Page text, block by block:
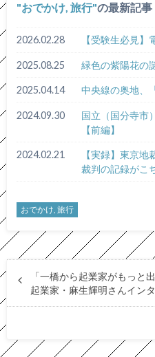
おでかけ, 旅行 の最新記事
2026.02.28 【受験生必見
2025.08.25 緑色の紫陽花の
2025.04.14 中央線の奥地、
2024.09.30
国立（国分寺市
【前編】
2024.02.21
【実録】東京
裁判の記録がこ
おでかけ, 旅行
「一橋から起業家がもっ
起業家・麻生輝明さんイン